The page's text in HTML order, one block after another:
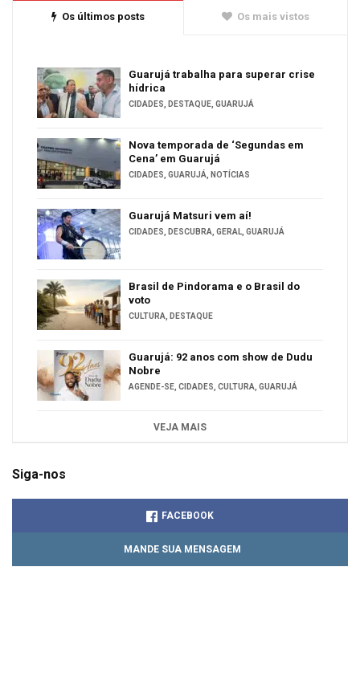
Os últimos posts Os mais vistos
Guarujá trabalha para superar crise
hídrica
CIDADES DESTAQUE GUARUJÁ
Nova temporada de ‘Segundas em
Cena’ em Guarujá
CIDADES GUARUJÁ NOTÍCIAS
Guarujá Matsuri vem aí!
CIDADES DESCUBRA GERAL GUARUJÁ
Brasil de Pindorama e o Brasil do
voto
CULTURA DESTAQUE
Guarujá: 92 anos com show de Dudu
Nobre
AGENDE-SE CIDADES CULTURA GUARUJÁ
VEJA MAIS
Siga-nos
FACEBOOK
MANDE SUA MENSAGEM